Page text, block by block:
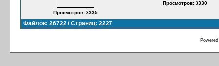
Просмотров: 3335
Просмотров: 3330
Файлов: 26722 / Страниц: 2227